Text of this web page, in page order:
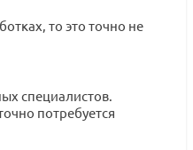
то это точно не
специалистов.
потребуется